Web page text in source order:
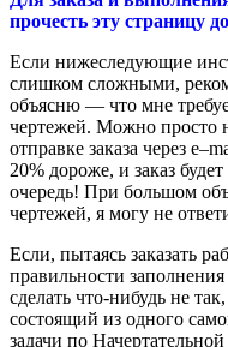
прочесть эту страницу
Если нижеследующие
слишком сложными,
объясню — что мне
чертежей. Можно просто
отправке заказа через
20% дороже, и заказ
очередь! При большом
чертежей, я могу не
Если, пытаясь заказать
правильности заполнения
сделать что-нибудь не
состоящий из одного
задачи по